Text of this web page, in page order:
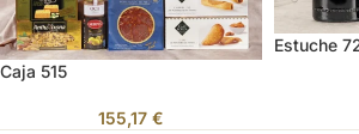
Caja 515
155,17 €
Estuche